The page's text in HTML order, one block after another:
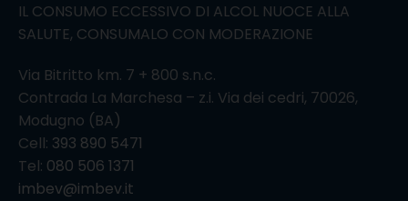
IL CONSUMO ECCESSIVO DI ALCOL NUOCE ALLA
SALUTE, CONSUMALO CON MODERAZIONE
Via Bitritto km. 7 + 800 s.n.c.
Contrada La Marchesa – z.i. Via dei cedri, 70026,
Modugno (BA)
Cell: 393 890 5471
Tel: 080 506 1371
imbev@imbev.it